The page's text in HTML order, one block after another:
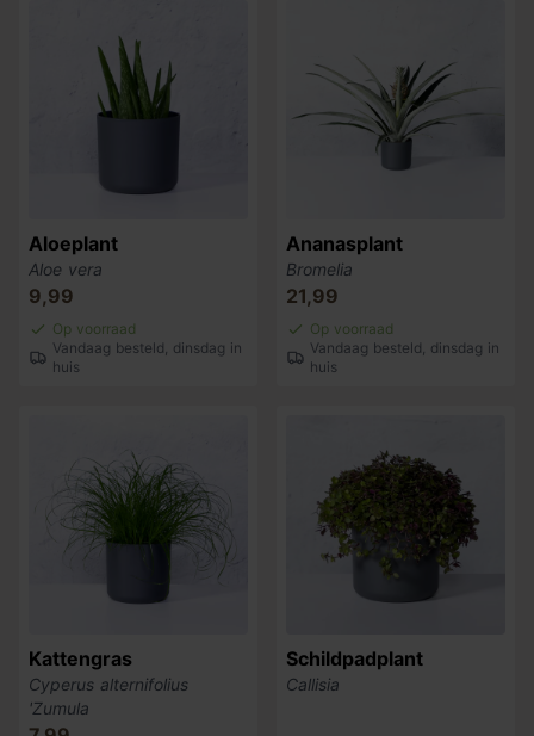
Aloeplant
Aloe vera
9,99
Op voorraad
Vandaag besteld, dinsdag in
huis
Ananasplant
Bromelia
21,99
Op voorraad
Vandaag besteld, dinsdag in
huis
Kattengras
Cyperus alternifolius
'Zumula
Schildpadplant
Callisia